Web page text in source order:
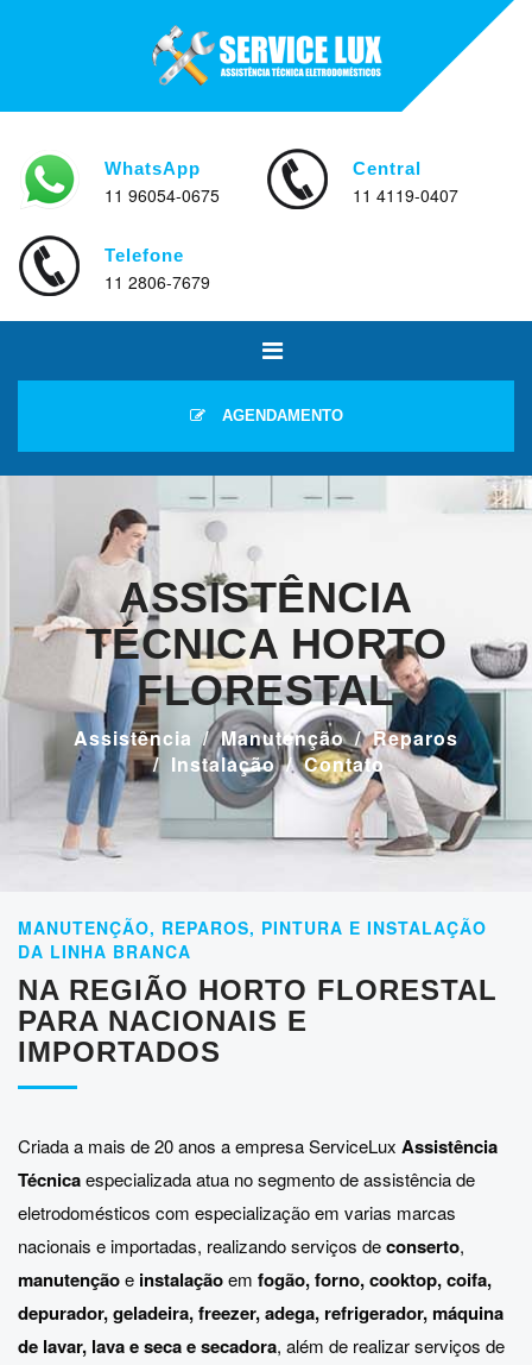
WhatsApp
11 96054-0675
Central
11 4119-0407
Telefone
11 2806-7679
AGENDAMENTO
ASSISTÊNCIA
TÉCNICA HORTO
FLORESTAL
Assistência Manutenção
Reparos
Instalação
Contato
MANUTENÇÃO, REPAROS, PINTURA E INSTALAÇÃO
DA LINHA BRANCA
NA REGIÃO HORTO FLORESTAL
PARA NACIONAIS E
IMPORTADOS
Criada a mais de 20 anos a empresa ServiceLux Assistência
Técnicaespecializada atua no segmento de assistência de
eletrodomésticos com especialização em varias marcas
nacionais e importadas, realizando serviços deconserto,
manutençãoe instalaçãoem fogão, forno, cooktop, coifa,
depurador, geladeira, freezer, adega, refrigerador, máquina
de lavar, lava e seca e secadora, além de realizar serviços de